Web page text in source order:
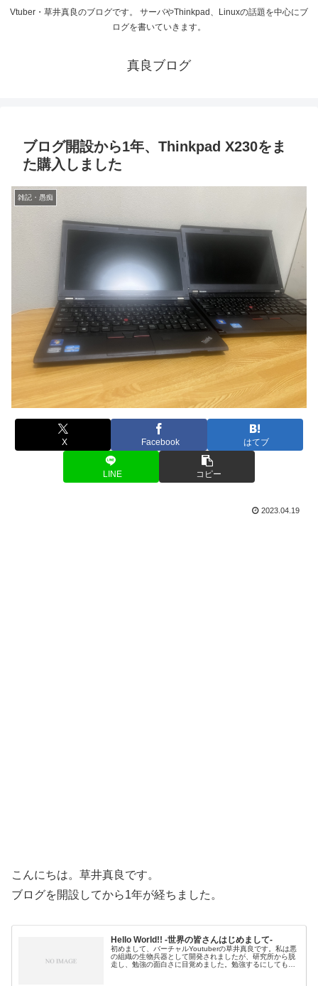
Vtuber・草井真良のブログです。 サーバやThinkpad、Linuxの話題を中心にブ
ログを書いていきます。
真良ブログ
ブログ開設から1年、Thinkpad X230をま
た購入しました
雑記・愚痴
X Facebook はてブ
LINE コピー
2023.04.19
こんにちは。草井真良です。
ブログを開設してから1年が経ちました。
Hello World!! -世界の皆さんはじめまして-
初めまして、バーチャルYoutuberの草井真良です。私は悪
の組織の生物兵器として開発されましたが、研究所から脱
走し、勉強の面白さに目覚めました。勉強するにしても伝